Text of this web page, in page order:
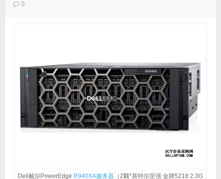
0
Dell戴尔PowerEdge R940XA服务器 （2颗*英特尔至强 金牌5218 2.3G